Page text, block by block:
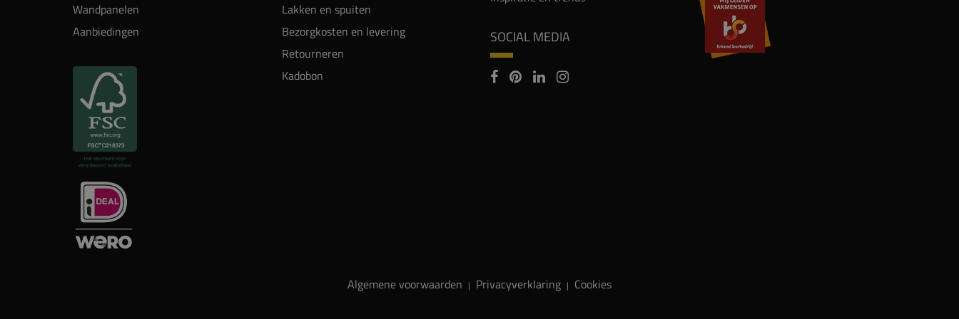
Wandpanelen
Aanbiedingen
Lakken en spuiten
Bezorgkosten en levering
Retourneren
Kadobon
SOCIAL MEDIA
Algemene voorwaarden | Privacyverklaring | Cookies